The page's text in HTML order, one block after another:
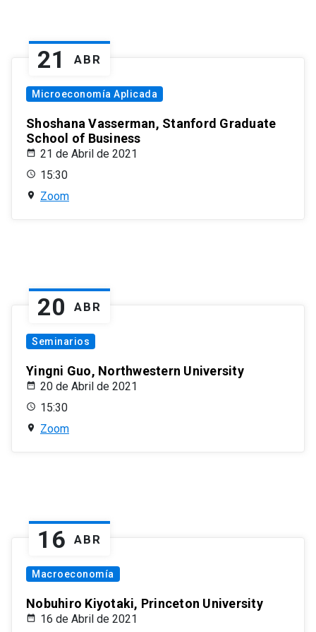
21 ABR
Microeconomía Aplicada
Shoshana Vasserman, Stanford Graduate
School of Business
21 de Abril de 2021
15:30
Zoom
20 ABR
Seminarios
Yingni Guo, Northwestern University
20 de Abril de 2021
15:30
Zoom
16 ABR
Macroeconomía
Nobuhiro Kiyotaki, Princeton University
16 de Abril de 2021